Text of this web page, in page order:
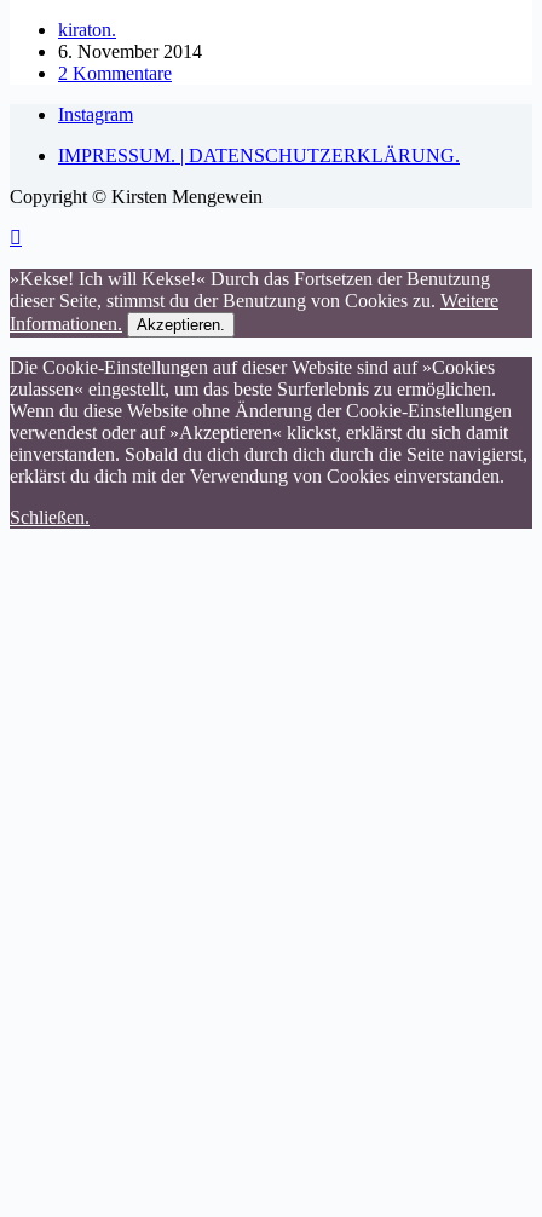
kiraton.
6. November 2014
2 Kommentare
Instagram
IMPRESSUM. | DATENSCHUTZERKLÄRUNG.
Copyright © Kirsten Mengewein
»Kekse! Ich will Kekse!« Durch das Fortsetzen der Benutzung
dieser Seite, stimmst du der Benutzung von Cookies zu. Weitere
Informationen.
Akzeptieren.
Die Cookie-Einstellungen auf dieser Website sind auf »Cookies
zulassen« eingestellt, um das beste Surferlebnis zu ermöglichen.
Wenn du diese Website ohne Änderung der Cookie-Einstellungen
verwendest oder auf »Akzeptieren« klickst, erklärst du sich damit
einverstanden. Sobald du dich durch dich durch die Seite navigierst,
erklärst du dich mit der Verwendung von Cookies einverstanden.
Schließen.